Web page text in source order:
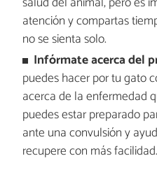
atención y compartas
no se sienta solo.
Infórmate acerca del
puedes hacer por tu gato
acerca de la enfermedad
puedes estar preparado
ante una convulsión y
recupere con más facilidad.